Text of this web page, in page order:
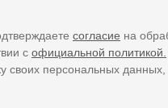
согласие на
с официальной политикой.
своих персональных